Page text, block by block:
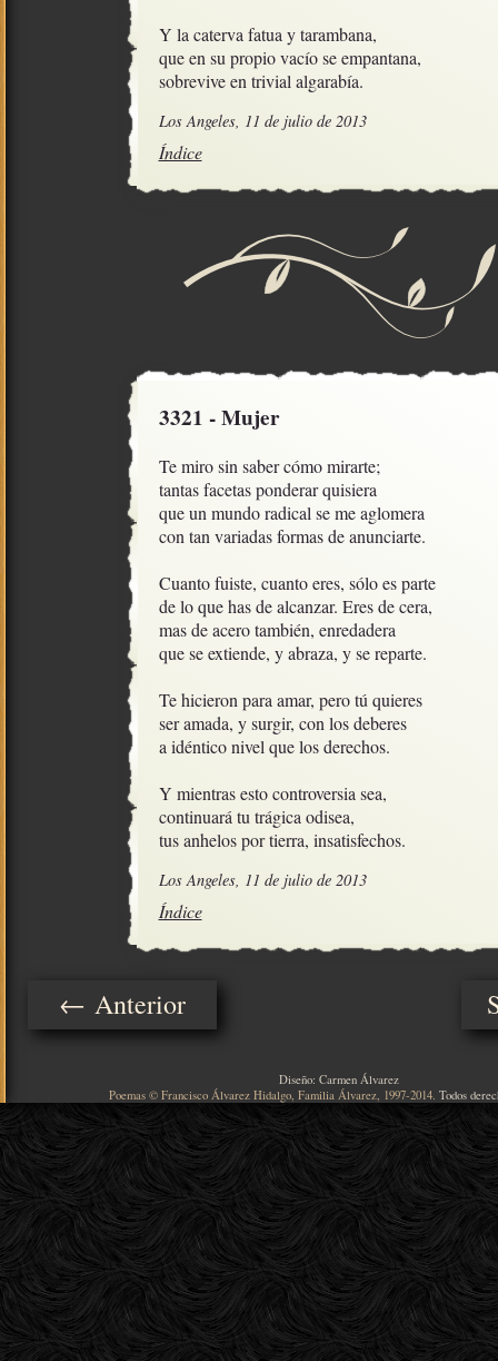
Y la caterva fatua y tarambana,
que en su propio vacío se empantana,
sobrevive en trivial algarabía.
Los Angeles, 11 de julio de 2013
Índice
3321 - Mujer
Te miro sin saber cómo mirarte;
tantas facetas ponderar quisiera
que un mundo radical se me aglomera
con tan variadas formas de anunciarte.
Cuanto fuiste, cuanto eres, sólo es parte
de lo que has de alcanzar. Eres de cera,
mas de acero también, enredadera
que se extiende, y abraza, y se reparte.
Te hicieron para amar, pero tú quieres
ser amada, y surgir, con los deberes
a idéntico nivel que los derechos.
Y mientras esto controversia sea,
continuará tu trágica odisea,
tus anhelos por tierra, insatisfechos.
Los Angeles, 11 de julio de 2013
Índice
← Anterior
Diseño: Carmen Álvarez
Poemas © Francisco Álvarez Hidalgo, Familia Álvarez, 1997-2014. Todos